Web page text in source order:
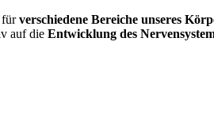
fürverschiedene Bereiche unseres
auf die Entwicklung des